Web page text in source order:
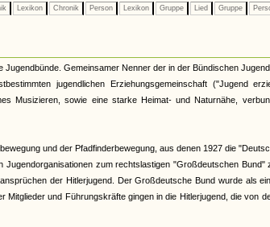
Lexikon Chronik Person Lexikon Gruppe Lied Gruppe
Gemeinsamer Nenner der in der Bündischen
jugendlichen Erziehungsgemeinschaft ("Jugend
Musizieren, sowie eine starke Heimat- und Naturnähe,
und der Pfadfinderbewegung, aus denen 1927 die
zum rechtslastigen "Großdeutschen Bund"
der Hitlerjugend. Der Großdeutsche Bund wurde als
und Führungskräfte gingen in die Hitlerjugend, die von